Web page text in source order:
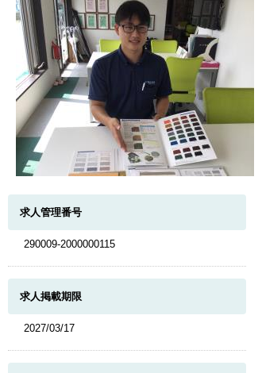
求人管理番号
290009-2000000115
求人掲載期限
2027/03/17